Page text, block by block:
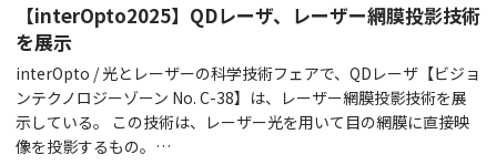
【interOpto2025】QDレーザ、レーザー網膜投影技術
を展示
interOpto / 光とレーザーの科学技術フェアで、QDレーザ【ビジョ
ンテクノロジーゾーン No. C-38】は、レーザー網膜投影技術を展
示している。 この技術は、レーザー光を用いて目の網膜に直接映
像を投影するもの。…